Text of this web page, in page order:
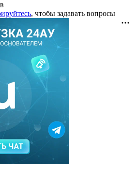
, чтобы задавать вопросы